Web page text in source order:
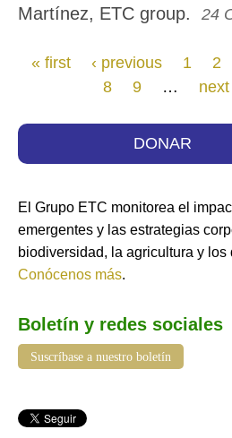
Martínez, ETC group.
24
Páginas
« first ‹ previous 1 2
8
9 … next
DONAR
El Grupo ETC monitorea el
emergentes y las estrategias
biodiversidad, la agricultura y los
Conócenos más.
Boletín y redes sociales
Suscríbase a nuestro boletín